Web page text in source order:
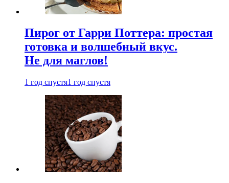
Пирог от Гарри Поттера: простая
готовка и волшебный вкус.
Не для маглов!
1 год спустя1 год спустя